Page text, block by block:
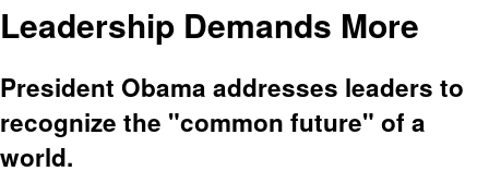
Leadership Demands More
President Obama addresses leaders to
recognize the "common future" of a
world.